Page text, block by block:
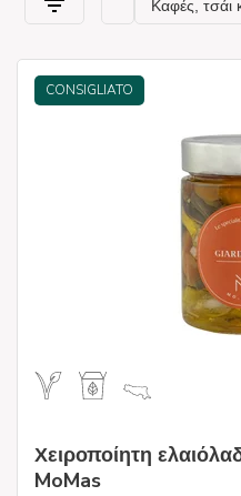
CONSIGLIATO
Χειροποίητη
MoMas